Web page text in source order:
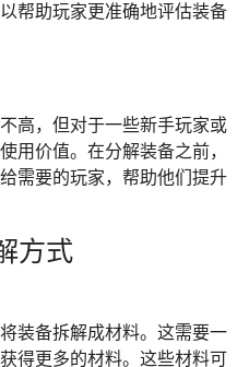
帮助玩家更准确地评估装备
高，但对于一些新手玩家或
用价值。在分解装备之前，
需要的玩家，帮助他们提升
方式
装备拆解成材料。这需要一
得更多的材料。这些材料可